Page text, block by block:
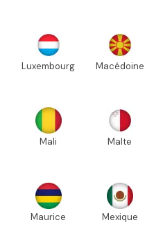
Luxembourg Macédoine
Mali Malte
Maurice Mexique